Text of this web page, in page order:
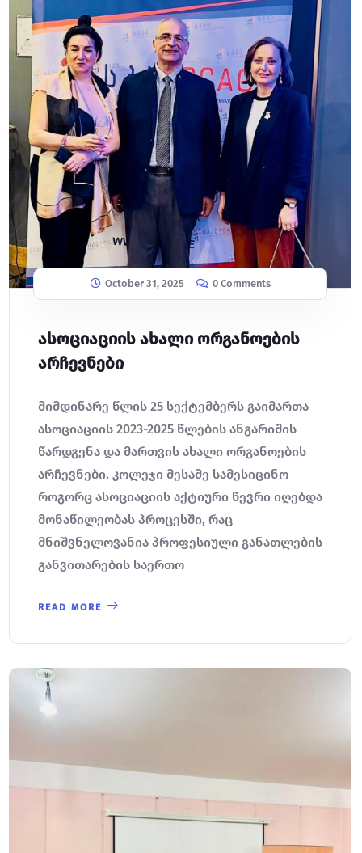
October 31, 2025 0 Comments
ასოციაციის ახალი ორგანოების
არჩევნები
მიმდინარე წლის 25 სექტემბერს გაიმართა
ასოციაციის 2023-2025 წლების ანგარიშის
წარდგენა და მართვის ახალი ორგანოების
არჩევნები. კოლეჯი მესამე სამესიცინო
როგორც ასოციაციის აქტიური წევრი იღებდა
მონაწილეობას პროცესში, რაც
მნიშვნელოვანია პროფესიული განათლების
განვითარების საერთო
READ MORE